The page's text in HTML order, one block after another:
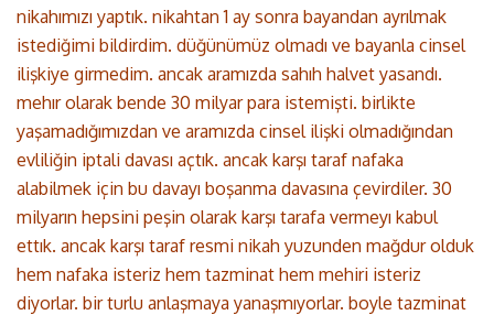
nikahımızı yaptık. nikahtan 1 ay sonra bayandan ayrılmak
istediğimi bildirdim. düğünümüz olmadı ve bayanla cinsel
ilişkiye girmedim. ancak aramızda sahıh halvet yasandı.
mehır olarak bende 30 milyar para istemişti. birlikte
yaşamadığımızdan ve aramızda cinsel ilişki olmadığından
evliliğin iptali davası açtık. ancak karşı taraf nafaka
alabilmek için bu davayı boşanma davasına çevirdiler. 30
milyarın hepsini peşin olarak karşı tarafa vermeyı kabul
ettık. ancak karşı taraf resmi nikah yuzunden mağdur olduk
hem nafaka isteriz hem tazminat hem mehiri isteriz
diyorlar. bir turlu anlaşmaya yanaşmıyorlar. boyle tazminat